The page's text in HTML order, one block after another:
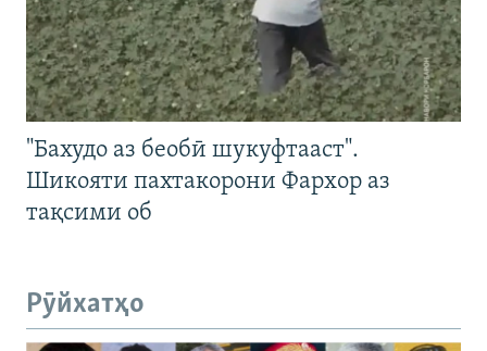
"Бахудо аз беобӣ шукуфтааст".
Шикояти пахтакорони Фархор аз
тақсими об
Рӯйхатҳо